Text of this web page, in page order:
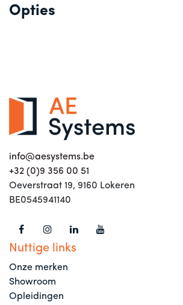
Opties
info@aesystems.be
+32 (0)9 356 00 51
Oeverstraat 19, 9160 Lokeren
BE0545941140
Nuttige links
Onze merken
Showroom
Opleidingen